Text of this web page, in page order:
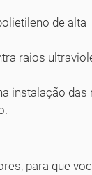
de alta
raios
instalação das
para que